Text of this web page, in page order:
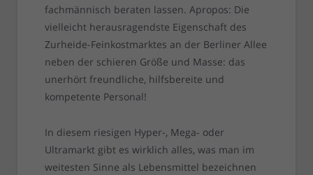
fachmännisch beraten lassen. Apropos: Die
vielleicht herausragendste Eigenschaft des
Zurheide-Feinkostmarktes an der Berliner Allee
neben der schieren Größe und Masse: das
unerhört freundliche, hilfsbereite und
kompetente Personal!
In diesem riesigen Hyper-, Mega- oder
Ultramarkt gibt es wirklich alles, was man im
weitesten Sinne als Lebensmittel bezeichnen